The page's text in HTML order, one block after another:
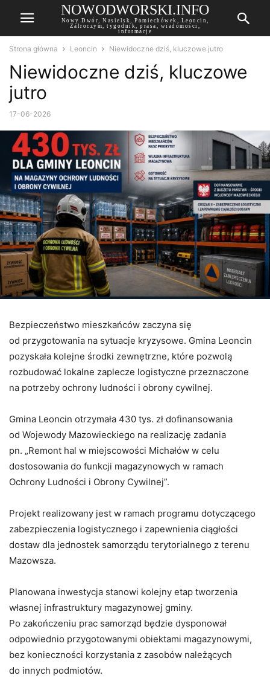
NOWODWORSKI.INFO
Nowy Dwór, Nasielsk, Pomiechówek, Leoncin,
Zalroczym, tygodnik, prasa, wiadomości,
informacje
Strona główna Leoncin Niewidoczne dziś, kluczowe jutro
Niewidoczne dziś, kluczowe
jutro
17-06-2026
Bezpieczeństwo mieszkańców zaczyna się
od przygotowania na sytuacje kryzysowe. Gmina Leoncin
pozyskała kolejne środki zewnętrzne, które pozwolą
rozbudować lokalne zaplecze logistyczne przeznaczone
na potrzeby ochrony ludności i obrony cywilnej.
Gmina Leoncin otrzymała 430 tys. zł dofinansowania
od Wojewody Mazowieckiego na realizację zadania
pn. „Remont hal w miejscowości Michałów w celu
dostosowania do funkcji magazynowych w ramach
Ochrony Ludności i Obrony Cywilnej”.
Projekt realizowany jest w ramach programu dotyczącego
zabezpieczenia logistycznego i zapewnienia ciągłości
dostaw dla jednostek samorządu terytorialnego z terenu
Mazowsza.
Planowana inwestycja stanowi kolejny etap tworzenia
własnej infrastruktury magazynowej gminy.
Po zakończeniu prac samorząd będzie dysponował
odpowiednio przygotowanymi obiektami magazynowymi,
bez konieczności korzystania z zasobów należących
do innych podmiotów.